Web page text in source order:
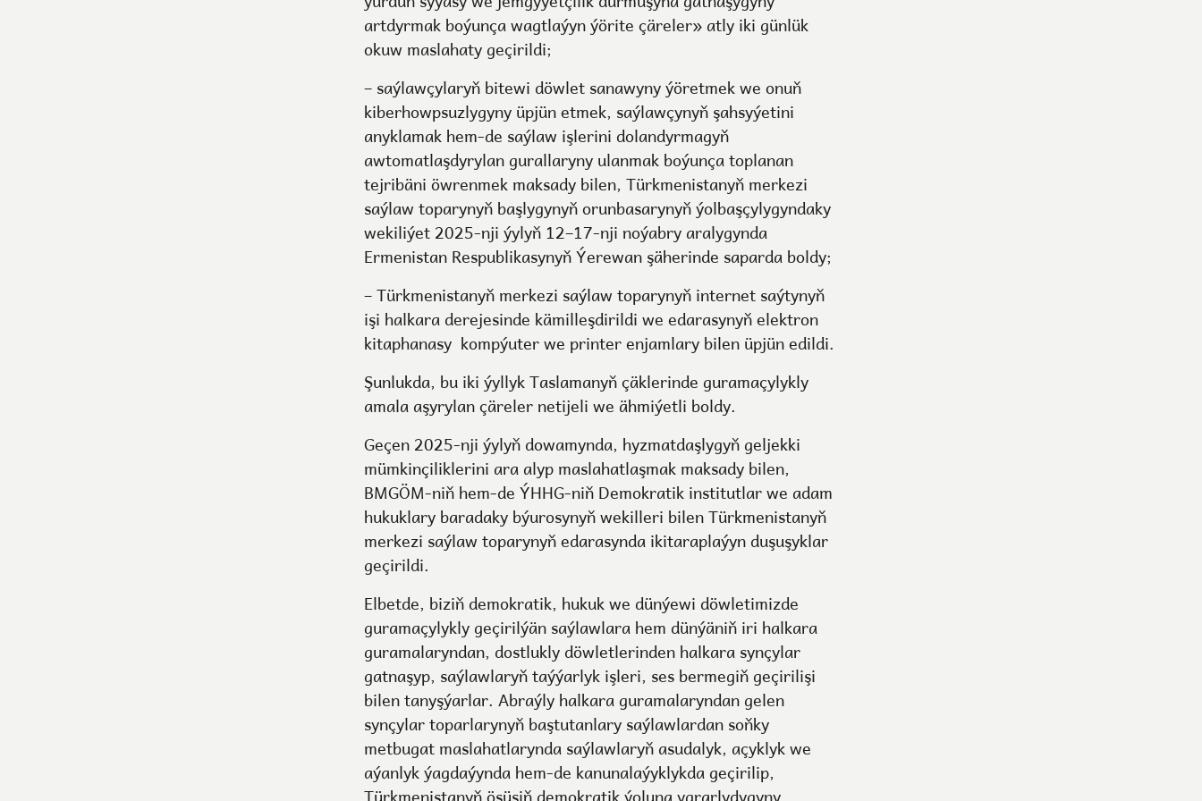
artdyrmak boýunça wagtlaýyn ýörite çäreler» atly iki günlük
okuw maslahaty geçirildi;
– saýlawçylaryň bitewi döwlet sanawyny ýöretmek we onuň
kiberhowpsuzlygyny üpjün etmek, saýlawçynyň şahsyýetini
anyklamak hem-de saýlaw işlerini dolandyrmagyň
awtomatlaşdyrylan gurallaryny ulanmak boýunça toplanan
tejribäni öwrenmek maksady bilen, Türkmenistanyň merkezi
saýlaw toparynyň başlygynyň orunbasarynyň ýolbaşçylygyndaky
wekiliýet 2025-nji ýylyň 12–17-nji noýabry aralygynda
Ermenistan Respublikasynyň Ýerewan şäherinde saparda boldy;
– Türkmenistanyň merkezi saýlaw toparynyň internet saýtynyň
işi halkara derejesinde kämilleşdirildi we edarasynyň elektron
kitaphanasy kompýuter we printer enjamlary bilen üpjün edildi.
Şunlukda, bu iki ýyllyk Taslamanyň çäklerinde guramaçylykly
amala aşyrylan çäreler netijeli we ähmiýetli boldy.
Geçen 2025-nji ýylyň dowamynda, hyzmatdaşlygyň geljekki
mümkinçiliklerini ara alyp maslahatlaşmak maksady bilen,
BMGÖM-niň hem-de ÝHHG-niň Demokratik institutlar we adam
hukuklary baradaky býurosynyň wekilleri bilen Türkmenistanyň
merkezi saýlaw toparynyň edarasynda ikitaraplaýyn duşuşyklar
geçirildi.
Elbetde, biziň demokratik, hukuk we dünýewi döwletimizde
guramaçylykly geçirilýän saýlawlara hem dünýäniň iri halkara
guramalaryndan, dostlukly döwletlerinden halkara synçylar
gatnaşyp, saýlawlaryň taýýarlyk işleri, ses bermegiň geçirilişi
bilen tanyşýarlar. Abraýly halkara guramalaryndan gelen
synçylar toparlarynyň baştutanlary saýlawlardan soňky
metbugat maslahatlarynda saýlawlaryň asudalyk, açyklyk we
aýanlyk ýagdaýynda hem-de kanunalaýyklykda geçirilip,